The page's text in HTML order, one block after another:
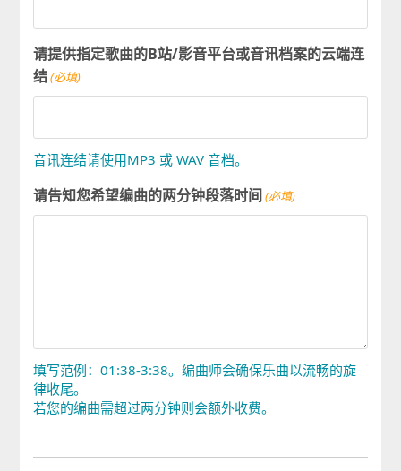
请提供指定歌曲的B站/影音平台或音讯档案的云端连
结(必填)
音讯连结请使用MP3 或 WAV 音档。
请告知您希望编曲的两分钟段落时间 (必填)
填写范例：01:38-3:38。编曲师会确保乐曲以流畅的旋
律收尾。
若您的编曲需超过两分钟则会额外收费。